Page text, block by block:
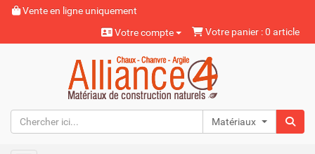
Vente en ligne uniquement
Votre compte
Votre panier : 0 article
Matériaux naturels